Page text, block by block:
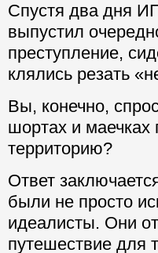
Спустя два дня
выпустил
преступление,
клялись резать
Вы, конечно,
шортах и маечках
территорию?
Ответ
были не просто
идеалисты. Они
путешествие для